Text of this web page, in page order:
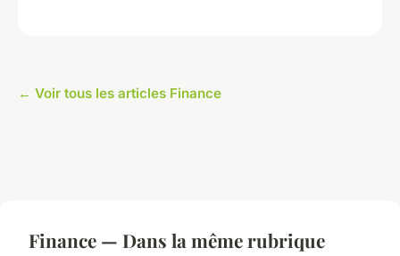
← Voir tous les articles Finance
Finance — Dans la même rubrique